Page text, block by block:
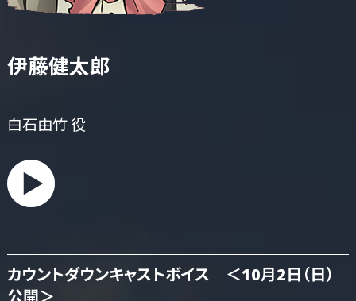
伊藤健太郎
白石由竹 役
カウントダウンキャストボイス ＜10月2日（日）
公開＞